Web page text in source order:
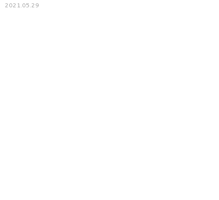
2021.05.29